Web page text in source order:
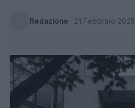
Redazione · 21 Febbraio 2025